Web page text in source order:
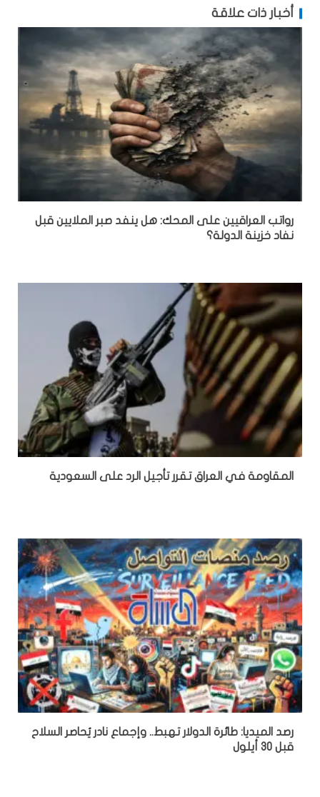
أخبار ذات علاقة
رواتب العراقيين على المحك: هل ينفد صبر الملايين قبل
نفاد خزينة الدولة؟
المقاومة في العراق تقرر تأجيل الرد على السعودية
رصد الميديا: طائرة الدولار تهبط.. وإجماع نادر يُحاصر السلاح
قبل 30 أيلول